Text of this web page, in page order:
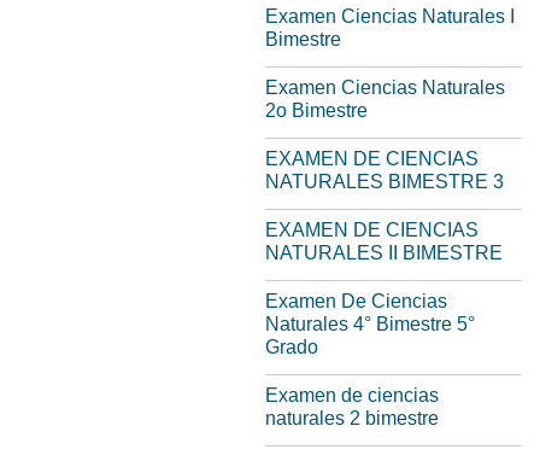
Examen Ciencias Naturales I
Bimestre
Examen Ciencias Naturales
2o Bimestre
EXAMEN DE CIENCIAS
NATURALES BIMESTRE 3
EXAMEN DE CIENCIAS
NATURALES II BIMESTRE
Examen De Ciencias
Naturales 4° Bimestre 5°
Grado
Examen de ciencias
naturales 2 bimestre